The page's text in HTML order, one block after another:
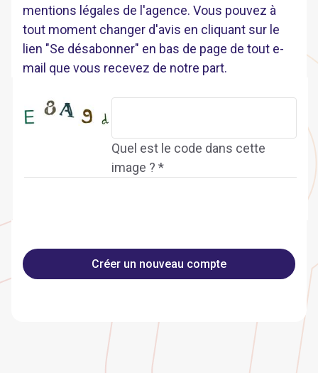
mentions légales de l'agence. Vous pouvez à
tout moment changer d'avis en cliquant sur le
lien "Se désabonner" en bas de page de tout e-
mail que vous recevez de notre part.
Quel est le code dans cette
image ? *